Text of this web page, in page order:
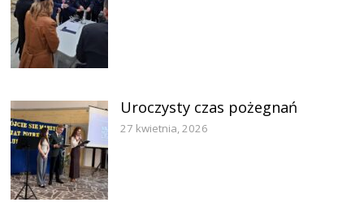
Uroczysty czas pożegnań
27 kwietnia, 2026